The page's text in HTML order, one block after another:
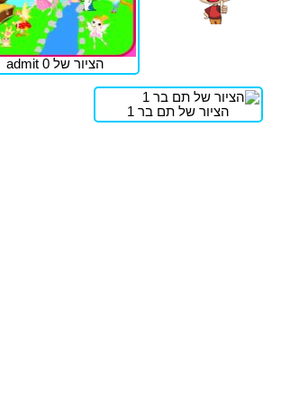
הציור של admit 0
הציור של תם בר 1